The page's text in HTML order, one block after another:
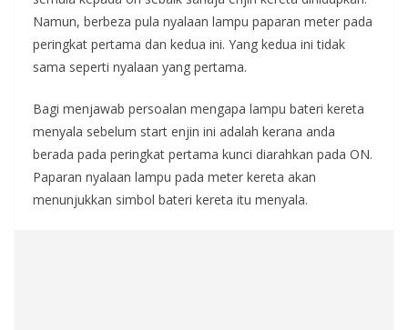
Namun, berbeza pula nyalaan lampu paparan meter pada
peringkat pertama dan kedua ini. Yang kedua ini tidak
sama seperti nyalaan yang pertama.
Bagi menjawab persoalan mengapa lampu bateri kereta
menyala sebelum start enjin ini adalah kerana anda
berada pada peringkat pertama kunci diarahkan pada ON.
Paparan nyalaan lampu pada meter kereta akan
menunjukkan simbol bateri kereta itu menyala.